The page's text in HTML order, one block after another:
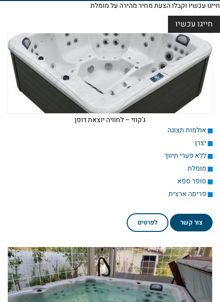
חייגו עכשיו וקבלו הצעת מחיר מהירה על מומלת
חייגו עכשיו
ג'קוזי – לחוויה יוצאת דופן
אולמות תצוגה
יצרן
ללא פערי תיווך
מומלת
סופר ספא
פריסה ארצית
צור קשר לפרטים